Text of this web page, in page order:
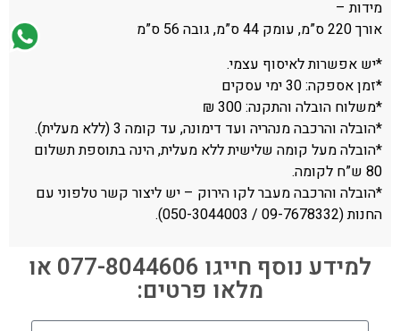
מידות –
אורך 220 ס”מ, עומק 44 ס”מ, גובה 56 ס”מ
*יש אפשרות לאיסוף עצמי.
*זמן אספקה: 30 ימי עסקים
*משלוח הובלה והתקנה: 300 ₪
*הובלה והרכבה מנהריה ועד דימונה, עד קומה 3 (ללא מעלית).
*הובלה מעל קומה שלישית ללא מעלית, הינה בתוספת תשלום
80 ש”ח לקומה.
*הובלה והרכבה מעבר לקו הירוק – יש ליצור קשר טלפוני עם
החנות (09-7678332 / 050-3044003).
למידע נוסף חייגו 077-8044606 או
מלאו פרטים: